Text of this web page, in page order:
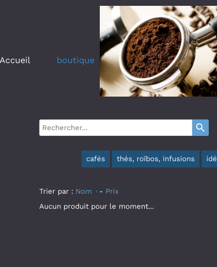
Accueil boutique
search
cafés thés, roïbos, infusions
Trier par : Nom - Prix
Aucun produit pour le moment...